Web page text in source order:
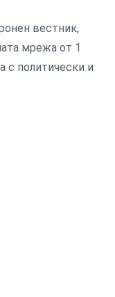
вестник,
мрежа от 1
с политически и